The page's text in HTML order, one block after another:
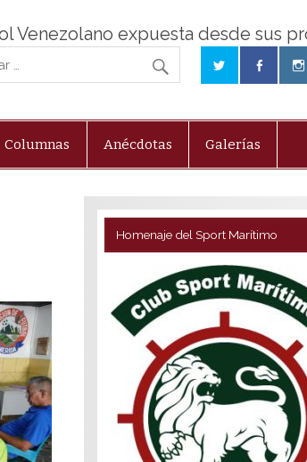
Venezolano expuesta desde sus
Columnas Anécdotas Galerías
Homenaje del Sport Marítimo